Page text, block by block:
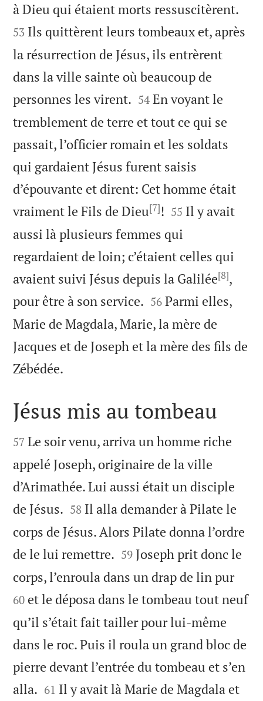
à Dieu qui étaient morts ressuscitèrent.
53 Ils quittèrent leurs tombeaux et, après
la résurrection de Jésus, ils entrèrent
dans la ville sainte où beaucoup de
personnes les virent. 

54 En voyant le
tremblement de terre et tout ce qui se
passait, l’officier romain et les soldats
qui gardaient Jésus furent saisis
d’épouvante et dirent: Cet homme était
vraiment le Fils de Dieu[7]! 

55 Il y avait
aussi là plusieurs femmes qui
regardaient de loin; c’étaient celles qui
avaient suivi Jésus depuis la Galilée[8],
pour être à son service. 

56 Parmi elles,
Marie de Magdala, Marie, la mère de
Jacques et de Joseph et la mère des fils de
Zébédée.

Jésus mis au tombeau

57 Le soir venu, arriva un homme riche
appelé Joseph, originaire de la ville
d’Arimathée. Lui aussi était un disciple
de Jésus. 

58 Il alla demander à Pilate le
corps de Jésus. Alors Pilate donna l’ordre
de le lui remettre. 

59 Joseph prit donc le
corps, l’enroula dans un drap de lin pur
60 et le déposa dans le tombeau tout neuf
qu’il s’était fait tailler pour lui-même
dans le roc. Puis il roula un grand bloc de
pierre devant l’entrée du tombeau et s’en
alla. 

61 Il y avait là Marie de Magdala et